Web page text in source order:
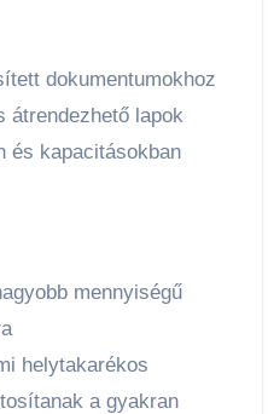
dokumentumokhoz
átrendezhető lapok
és kapacitásokban
mennyiségű
helytakarékos
a gyakran